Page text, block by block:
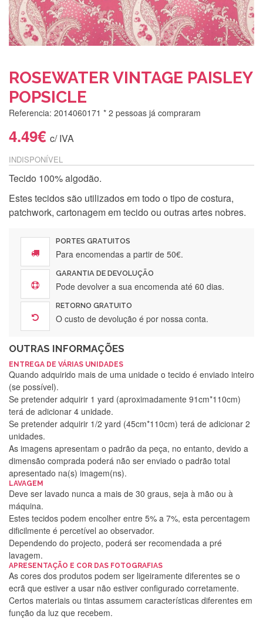
ROSEWATER VINTAGE PAISLEY
POPSICLE
Referencia: 2014060171 * 2 pessoas já compraram
4.49€ c/ IVA
INDISPONÍVEL
Tecido 100% algodão.
Estes tecidos são utilizados em todo o tipo de costura,
patchwork, cartonagem em tecido ou outras artes nobres.
PORTES GRATUITOS
Para encomendas a partir de 50€.
GARANTIA DE DEVOLUÇÃO
Pode devolver a sua encomenda até 60 dias.
RETORNO GRATUITO
O custo de devolução é por nossa conta.
OUTRAS INFORMAÇÕES
ENTREGA DE VÁRIAS UNIDADES
Quando adquirido mais de uma unidade o tecido é enviado inteiro
(se possível).
Se pretender adquirir 1 yard (aproximadamente 91cm*110cm)
terá de adicionar 4 unidade.
Se pretender adquirir 1/2 yard (45cm*110cm) terá de adicionar 2
unidades.
As imagens apresentam o padrão da peça, no entanto, devido a
dimensão comprada poderá não ser enviado o padrão total
apresentado na(s) imagem(ns).
LAVAGEM
Deve ser lavado nunca a mais de 30 graus, seja à mão ou à
máquina.
Estes tecidos podem encolher entre 5% a 7%, esta percentagem
dificilmente é percetível ao observador.
Dependendo do projecto, poderá ser recomendada a pré
lavagem.
APRESENTAÇÃO E COR DAS FOTOGRAFIAS
As cores dos produtos podem ser ligeiramente diferentes se o
ecrã que estiver a usar não estiver configurado corretamente.
Certos materiais ou tintas assumem características diferentes em
função da luz que recebem.
Silvia Lopes
Encomenda direitinha. Rapidez e segurança. Volto a
encomendar.